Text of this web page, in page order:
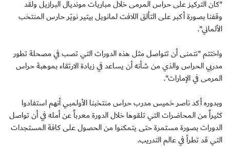
"كان التركيز على حراس المرمى خلال مباريات مونديال البرازيل ولقد
وقفنا بصورة أكبر على التألق اللافت لمانويل بيتير نويَر حارس المنتخب
الألماني".
واختتم "نتمنى أن تتواصل مثل هذه الدورات التي تصب في مصحلة تطور
مدربي الحراس والذي من شأنه أن يساعد في زيادة الارتقاء بموهبة حراس
المرمى في الإمارات".
وبدوره أكد ناصر خميس مدرب حراس منتخبنا الأولمبي أنهم استفادوا
كثيراً من المحاضرات التي تلقوها خلال الدورة معرباً عن أمله في أن تواصل
الدورات بصورة مستمرة حتى يتمكنوا من الحصول على كافة المستجدات
التي قد تطرأ في عالم التدريب.